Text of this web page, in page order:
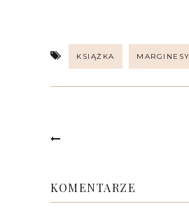
KSIĄŻKA MARGINESY
KOMENTARZE